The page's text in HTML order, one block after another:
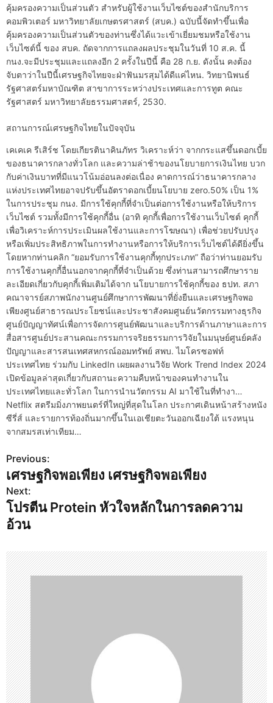
คุ้มครองความเป็นส่วนตัว สำหรับผู้ใช้งานเว็บไซต์ของสำนักบริการ
คอมพิวเตอร์ มหาวิทยาลัยเกษตรศาสตร์ (สบค.) ฉบับนี้จัดทำขึ้นเพื่อ
คุ้มครองความเป็นส่วนตัวของท่านซึ่งได้แวะเข้าเยี่ยมชมหรือใช้งาน
เว็บไซต์นี้ ของ สบค. ถัดจากการแถลงผลประชุมในวันที่ 10 ส.ค. นี้
กนง.จะมีประชุมและแถลงอีก 2 ครั้งในปีนี้ คือ 28 ก.ย. ดังนั้น คงต้อง
จับตาว่าในปีนี้เศรษฐกิจไทยจะฝ่าฟันมรสุมได้ดีแค่ไหน. วิทยานิพนธ์
รัฐศาสตร์มหาบัณฑิต สาขาการระหว่างประเทศและการทูต คณะ
รัฐศาสตร์ มหาวิทยาลัยธรรมศาสตร์, 2530.
สถานการณ์เศรษฐกิจไทยในปัจจุบัน
เคเคเค รีเสิร์ช โดยเกียรตินาคินภัทร วิเคราะห์ว่า จากกระแสขึ้นดอกเบี้ย
ของธนาคารกลางทั่วโลก และความล่าช้าของนโยบายการเงินไทย บวก
กับค่าเงินบาทที่มีแนวโน้มอ่อนลงต่อเนื่อง คาดการณ์ว่าธนาคารกลาง
แห่งประเทศไทยอาจปรับขึ้นอัตราดอกเบี้ยนโยบาย zero.50% เป็น 1%
ในการประชุม กนง. มีการใช้คุกกี้ที่จำเป็นต่อการใช้งานหรือให้บริการ
เว็บไซต์ รวมทั้งมีการใช้คุกกี้อื่น (อาทิ คุกกี้เพื่อการใช้งานเว็บไซต์ คุกกี้
เพื่อวิเคราะห์การประเมินผลใช้งานและการโฆษณา) เพื่อช่วยปรับปรุง
หรือเพิ่มประสิทธิภาพในการทำงานหรือการให้บริการเว็บไซต์ได้ดียิ่งขึ้น
โดยหากท่านคลิก “ยอมรับการใช้งานคุกกี้ทุกประเภท” ถือว่าท่านยอมรับ
การใช้งานคุกกี้อื่นนอกจากคุกกี้ที่จำเป็นด้วย ซึ่งท่านสามารถศึกษาราย
ละเอียดเกี่ยวกับคุกกี้เพิ่มเติมได้จาก นโยบายการใช้คุกกี้ของ ธปท. สภา
คณาจารย์สภาพนักงานศูนย์ศึกษาการพัฒนาที่ยั่งยืนและเศรษฐกิจพอ
เพียงศูนย์สาธารณประโยชน์และประชาสังคมศูนย์นวัตกรรมทางธุรกิจ
ศูนย์ปัญญาทัศน์เพื่อการจัดการศูนย์พัฒนาและบริการด้านภาษาและการ
สื่อสารศูนย์ประสานคณะกรรมการจริยธรรมการวิจัยในมนุษย์ศูนย์คลัง
ปัญญาและสารสนเทศสหกรณ์ออมทรัพย์ สพบ. ไมโครซอฟท์
ประเทศไทย ร่วมกับ LinkedIn เผยผลงานวิจัย Work Trend Index 2024
เปิดข้อมูลล่าสุดเกี่ยวกับสถานะความคืบหน้าของคนทำงานใน
ประเทศไทยและทั่วโลก ในการนำนวัตกรรม AI มาใช้ในที่ทำงา…
Netflix สตรีมมิ่งภาพยนตร์ที่ใหญ่ที่สุดในโลก ประกาศเดินหน้าสร้างหนัง
ซีรี่ส์ และรายการท้องถิ่นมากขึ้นในเอเชียตะวันออกเฉียงใต้ แรงหนุน
จากสมรสเท่าเทียม…
P
o
s
t
n
a
v
i
g
a
t
Previous:
เศรษฐกิจพอเพียง เศรษฐกิจพอเพียง
Next:
โปรตีน Protein หัวใจหลักในการลดความ
อ้วน